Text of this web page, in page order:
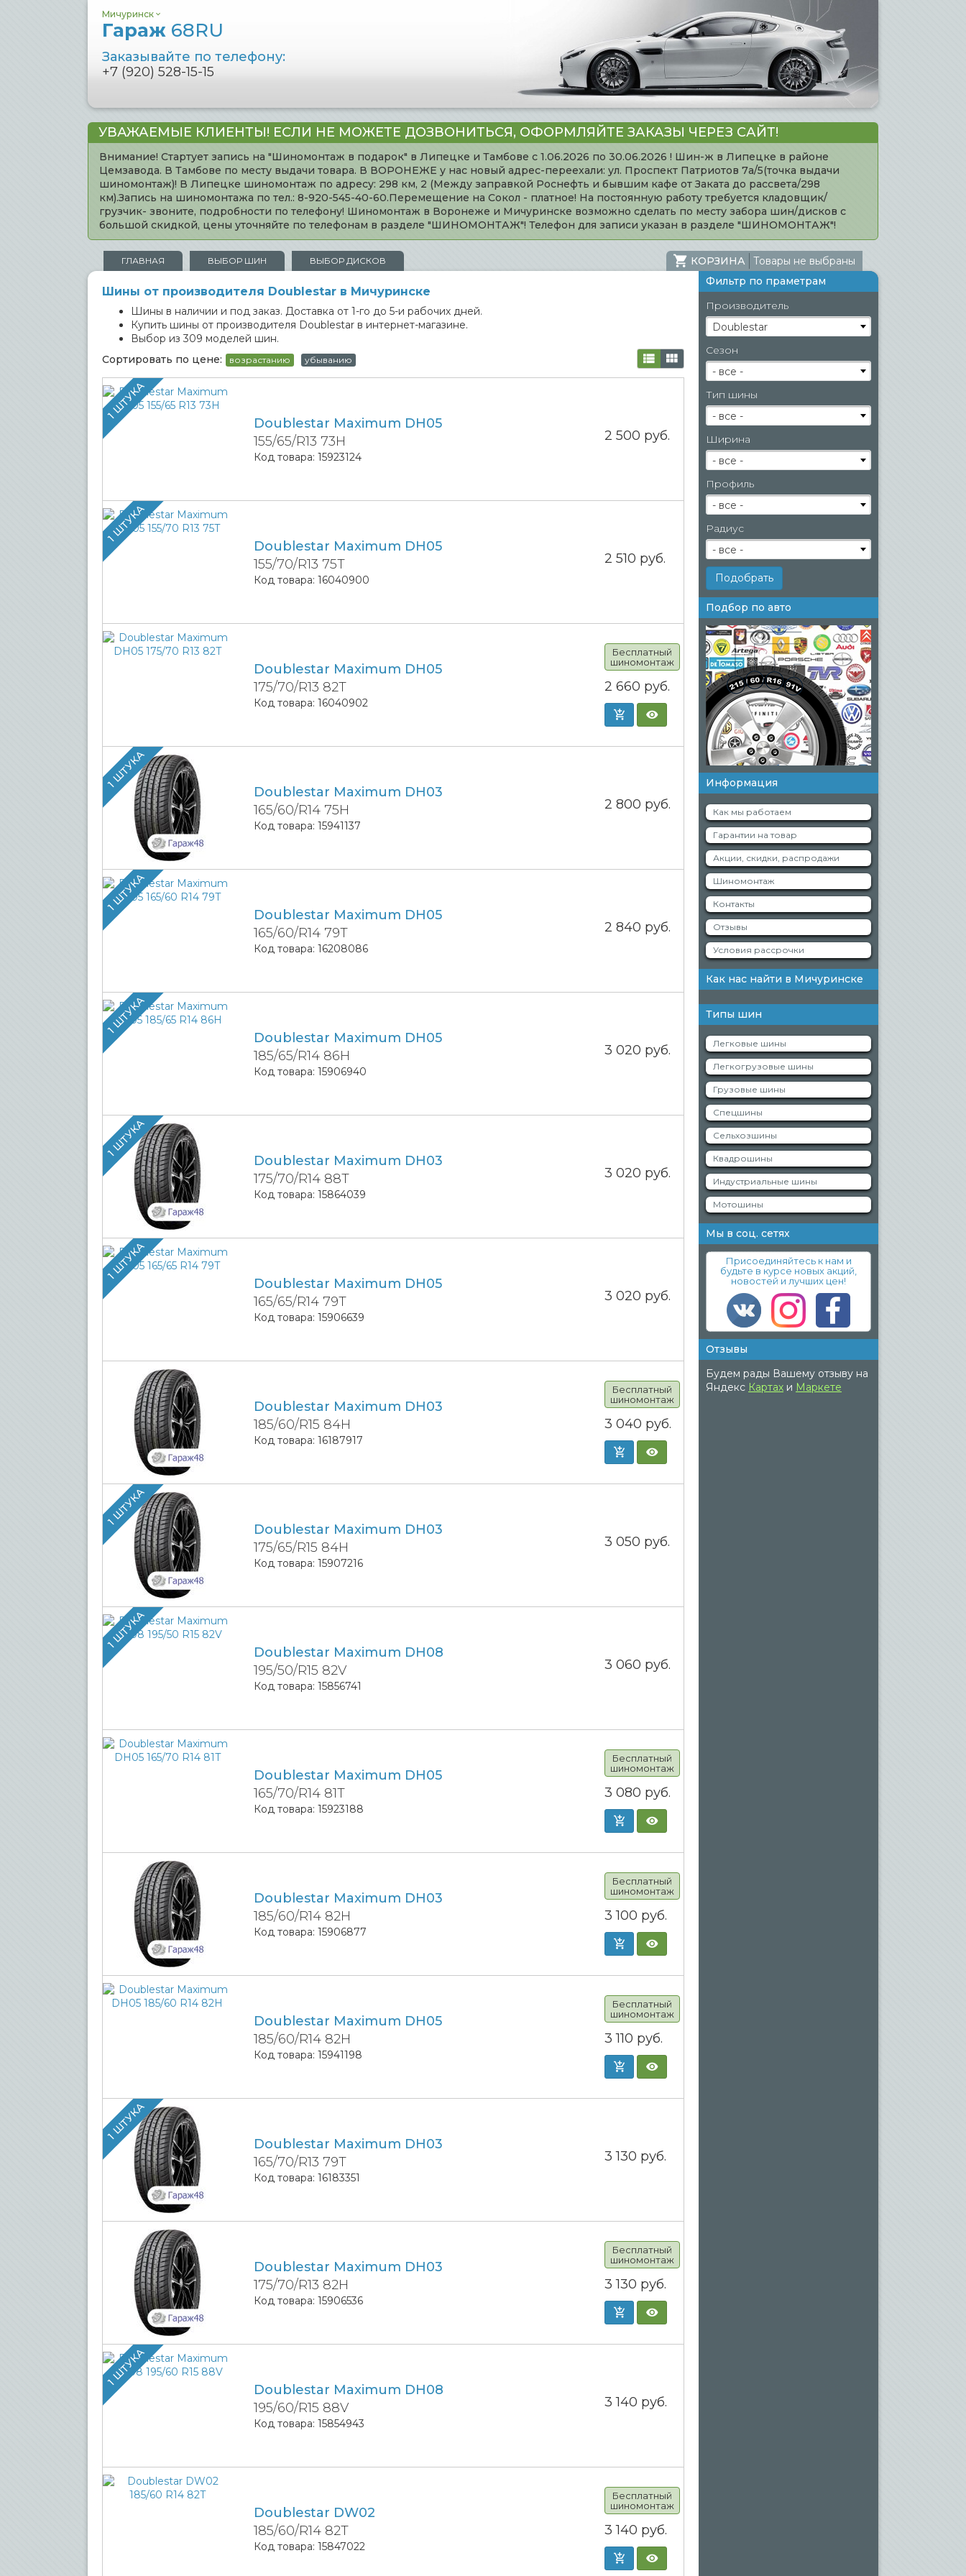
Мичуринск
Гараж 68RU
Заказывайте по телефону:
+7 (920) 528-15-15
УВАЖАЕМЫЕ КЛИЕНТЫ! ЕСЛИ НЕ МОЖЕТЕ ДОЗВОНИТЬСЯ, ОФОРМЛЯЙТЕ ЗАКАЗЫ ЧЕРЕЗ САЙТ!
Внимание! Стартует запись на "Шиномонтаж в подарок" в Липецке и Тамбове с 1.06.2026 по 30.06.2026 ! Шин-ж в Липецке в районе
Цемзавода. В Тамбове по месту выдачи товара. В ВОРОНЕЖЕ у нас новый адрес-переехали: ул. Проспект Патриотов 7а/5(точка выдачи
шиномонтаж)! В Липецке шиномонтаж по адресу: 298 км, 2 (Между заправкой Роснефть и бывшим кафе от Заката до рассвета/298
км).Запись на шиномонтажа по тел.: 8-920-545-40-60.Перемещение на Сокол - платное! На постоянную работу требуется кладовщик/
грузчик- звоните, подробности по телефону! Шиномонтаж в Воронеже и Мичуринске возможно сделать по месту забора шин/дисков с
большой скидкой, цены уточняйте по телефонам в разделе "ШИНОМОНТАЖ"! Телефон для записи указан в разделе "ШИНОМОНТАЖ"!
ГЛАВНАЯ ВЫБОР ШИН ВЫБОР ДИСКОВ КОРЗИНА Товары не выбраны
Шины от производителя Doublestar в Мичуринске
Шины в наличии и под заказ. Доставка от 1-го до 5-и рабочих дней.
Купить шины от производителя Doublestar в интернет-магазине.
Выбор из 309 моделей шин.
Сортировать по цене:
возрастанию убыванию
1 ШТУКА
Doublestar Maximum DH05
155/65/R13 73H
Код товара: 15923124
2 500 руб.
1 ШТУКА
Doublestar Maximum DH05
155/70/R13 75T
Код товара: 16040900
2 510 руб.
Doublestar Maximum DH05
175/70/R13 82T
Код товара: 16040902
Бесплатный
шиномонтаж
2 660 руб.
1 ШТУКА
Doublestar Maximum DH03
165/60/R14 75H
Код товара: 15941137
2 800 руб.
1 ШТУКА
Doublestar Maximum DH05
165/60/R14 79T
Код товара: 16208086
2 840 руб.
1 ШТУКА
Doublestar Maximum DH05
185/65/R14 86H
Код товара: 15906940
3 020 руб.
1 ШТУКА
Doublestar Maximum DH03
175/70/R14 88T
Код товара: 15864039
3 020 руб.
1 ШТУКА
Doublestar Maximum DH05
165/65/R14 79T
Код товара: 15906639
3 020 руб.
Doublestar Maximum DH03
185/60/R15 84H
Код товара: 16187917
Бесплатный
шиномонтаж
3 040 руб.
1 ШТУКА
Doublestar Maximum DH03
175/65/R15 84H
Код товара: 15907216
3 050 руб.
1 ШТУКА
Doublestar Maximum DH08
195/50/R15 82V
Код товара: 15856741
3 060 руб.
Doublestar Maximum DH05
165/70/R14 81T
Код товара: 15923188
Бесплатный
шиномонтаж
3 080 руб.
Doublestar Maximum DH03
185/60/R14 82H
Код товара: 15906877
Бесплатный
шиномонтаж
3 100 руб.
Doublestar Maximum DH05
185/60/R14 82H
Код товара: 15941198
Бесплатный
шиномонтаж
3 110 руб.
1 ШТУКА
Doublestar Maximum DH03
165/70/R13 79T
Код товара: 16183351
3 130 руб.
Doublestar Maximum DH03
175/70/R13 82H
Код товара: 15906536
Бесплатный
шиномонтаж
3 130 руб.
1 ШТУКА
Doublestar Maximum DH08
195/60/R15 88V
Код товара: 15854943
3 140 руб.
Doublestar DW02
185/60/R14 82T
Код товара: 15847022
Бесплатный
шиномонтаж
3 140 руб.
Фильтр по праметрам
Производитель
Doublestar
Сезон
- все -
Тип шины
- все -
Ширина
- все -
Профиль
- все -
Радиус
- все -
Подбор по авто
Информация
Как мы работаем
Гарантии на товар
Акции, скидки, распродажи
Шиномонтаж
Контакты
Отзывы
Условия рассрочки
Как нас найти в Мичуринске
Типы шин
Легковые шины
Легкогрузовые шины
Грузовые шины
Спецшины
Сельхозшины
Квадрошины
Индустриальные шины
Мотошины
Мы в соц. сетях
Присоединяйтесь к нам и
будьте в курсе новых акций,
новостей и лучших цен!
Отзывы
Будем рады Вашему отзыву на
Яндекс Картах и Маркете